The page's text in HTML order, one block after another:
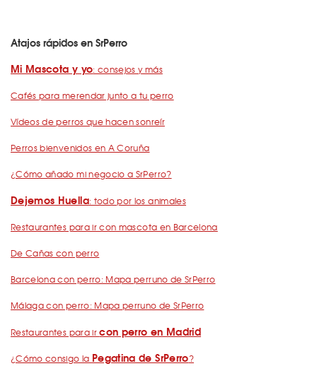
Atajos rápidos en SrPerro
Mi Mascota y yo: consejos y más
Cafés para merendar junto a tu perro
Vídeos de perros que hacen sonreír
Perros bienvenidos en A Coruña
¿Cómo añado mi negocio a SrPerro?
Dejemos Huella: todo por los animales
Restaurantes para ir con mascota en Barcelona
De Cañas con perro
Barcelona con perro: Mapa perruno de SrPerro
Málaga con perro: Mapa perruno de SrPerro
Restaurantes para ircon perro en Madrid
¿Cómo consigo la Pegatina de SrPerro?